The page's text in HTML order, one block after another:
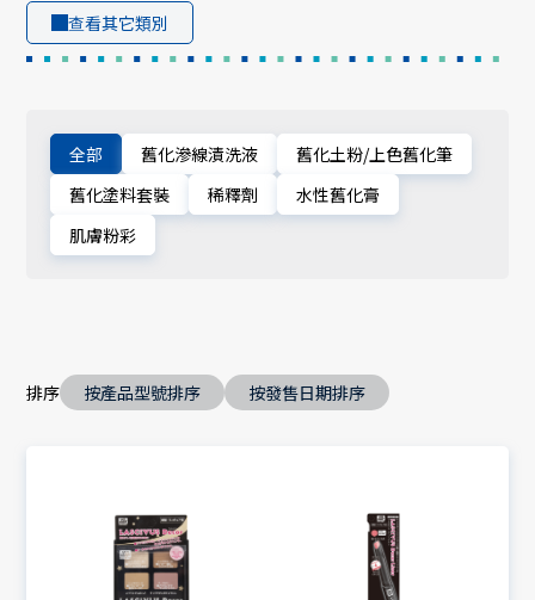
查看其它類別
全部 舊化滲線漬洗液
舊化土粉/上色舊化筆
舊化塗料套裝
稀釋劑
水性舊化膏
肌膚粉彩
排序 按產品型號排序 按發售日期排序